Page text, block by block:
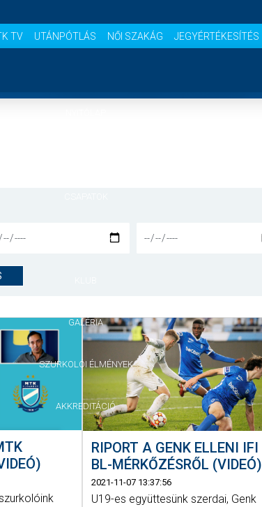
TV UTÁNPÓTLÁS NŐI SZAKÁG JEGYÉRTÉKESÍTÉS
MÉRKŐZÉSEK
GALÉRIA
SZURKOLÓI ÉLMÉNYEK
AKKREDITÁCIÓ
RIPORT A GENK ELLENI IFI
BL-MÉRKŐZÉSRŐL (VIDEÓ)
2021-11-07 13:37:56
U19-es együttesünk szerdai, Genk